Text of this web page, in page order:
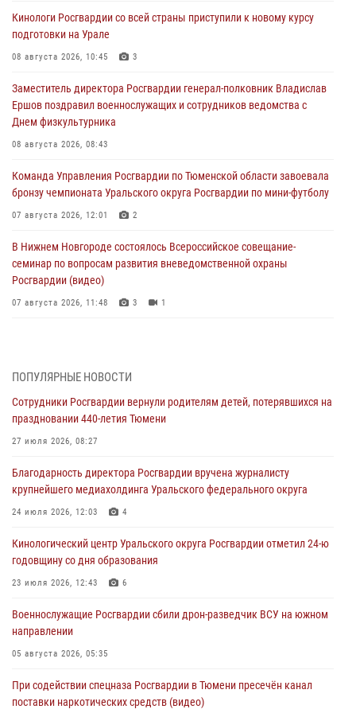
Кинологи Росгвардии со всей страны приступили к новому курсу
подготовки на Урале
08 августа 2026, 10:45 3
Заместитель директора Росгвардии генерал-полковник Владислав
Ершов поздравил военнослужащих и сотрудников ведомства с
Днем физкультурника
08 августа 2026, 08:43
Команда Управления Росгвардии по Тюменской области завоевала
бронзу чемпионата Уральского округа Росгвардии по мини-футболу
07 августа 2026, 12:01 2
В Нижнем Новгороде состоялось Всероссийское совещание-
семинар по вопросам развития вневедомственной охраны
Росгвардии (видео)
07 августа 2026, 11:48 3 1
07 августа 2026, 10:57 5
Память военнослужащих, погибших в разные годы при исполнении
воинского долга, почтили в кинологическом центре Уральского
округа Росгвардии
Росгвардейцы в Тюменской области знакомят детей со своей
службой и напоминают о мерах безопасности
Росгвардейцы приняли участие в фотопроекте «Прогуляемся по
Тюменской области» в рамках акции «Храним огонь Победы»
Росгвардейцы в Тюменской области почтили память генерала
армии Ивана Кирилловича Яковлева
ПОПУЛЯРНЫЕ НОВОСТИ
Сотрудники Росгвардии вернули родителям детей, потерявшихся на
праздновании 440-летия Тюмени
27 июля 2026, 08:27
Благодарность директора Росгвардии вручена журналисту
крупнейшего медиахолдинга Уральского федерального округа
24 июля 2026, 12:03 4
Кинологический центр Уральского округа Росгвардии отметил 24-ю
годовщину со дня образования
23 июля 2026, 12:43 6
Военнослужащие Росгвардии сбили дрон-разведчик ВСУ на южном
направлении
05 августа 2026, 05:35
При содействии спецназа Росгвардии в Тюмени пресечён канал
поставки наркотических средств (видео)